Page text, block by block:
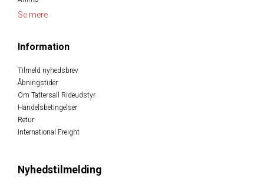
Se mere
Information
Tilmeld nyhedsbrev
Åbningstider
Om Tattersall Rideudstyr
Handelsbetingelser
Retur
International Freight
Nyhedstilmelding